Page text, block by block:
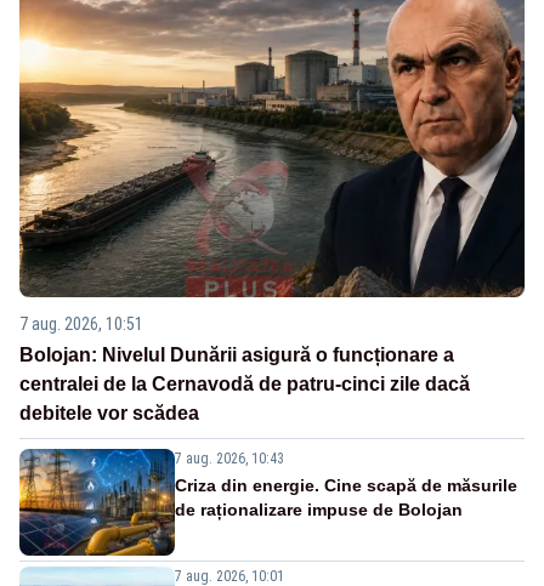
7 aug. 2026, 10:51
Bolojan: Nivelul Dunării asigură o funcționare a
centralei de la Cernavodă de patru-cinci zile dacă
debitele vor scădea
7 aug. 2026, 10:43
Criza din energie. Cine scapă de măsurile
de raționalizare impuse de Bolojan
7 aug. 2026, 10:01